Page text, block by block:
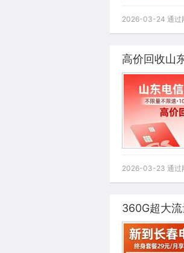
2026-03-24 通过
高价回收山
2026-03-23 通过
360G超大